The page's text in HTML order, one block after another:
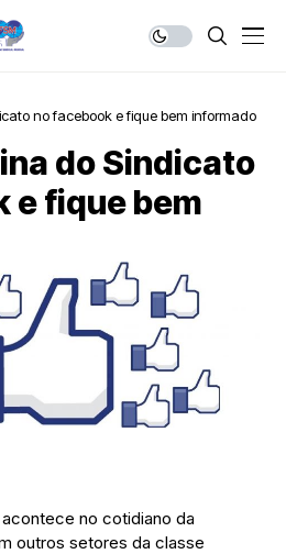
no facebook e fique bem informado
do Sindicato
e fique bem
no cotidiano da
outros setores da classe